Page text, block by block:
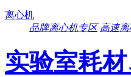
离心机
品牌离心机专区 高速
实验室耗材